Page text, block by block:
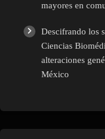
mayores en
Descifrando los
Ciencias
alteraciones
México